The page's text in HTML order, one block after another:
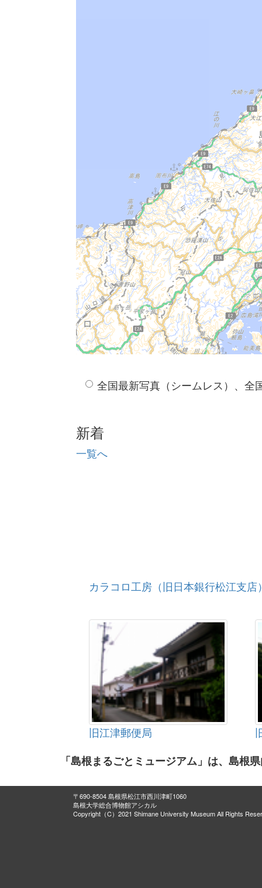
全国最新写真（シームレス）、全
新着
一覧へ
カラコロ工房（旧日本銀行松江支店
旧江津郵便局
「島根まるごとミュージアム」は、島根
〒690-8504 島根県松江市西川津町1060
島根大学総合博物館アシカル
Copyright（C）2021 Shimane University Museum All Rights